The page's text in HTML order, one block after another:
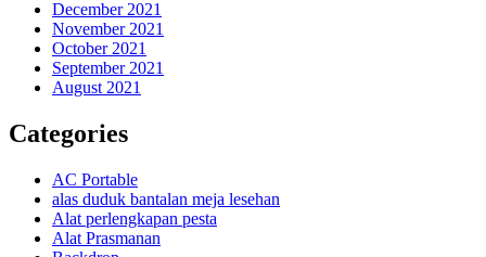
December 2021
November 2021
October 2021
September 2021
August 2021
Categories
AC Portable
alas duduk bantalan meja lesehan
Alat perlengkapan pesta
Alat Prasmanan